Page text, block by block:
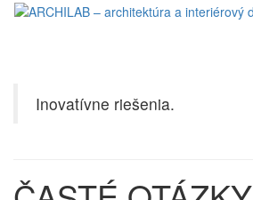
Inovatívne riešenia.